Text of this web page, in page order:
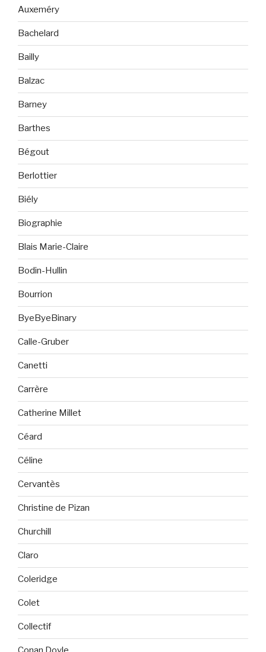
Auxeméry
Bachelard
Bailly
Balzac
Barney
Barthes
Bégout
Berlottier
Biély
Biographie
Blais Marie-Claire
Bodin-Hullin
Bourrion
ByeByeBinary
Calle-Gruber
Canetti
Carrère
Catherine Millet
Céard
Céline
Cervantès
Christine de Pizan
Churchill
Claro
Coleridge
Colet
Collectif